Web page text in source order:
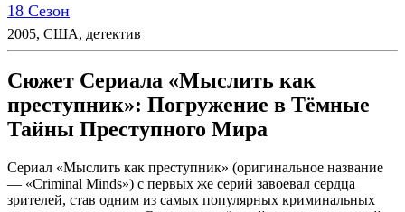
18 Сезон
2005, США, детектив
Сюжет Сериала «Мыслить как
преступник»: Погружение в Тёмные
Тайны Преступного Мира
Сериал «Мыслить как преступник» (оригинальное название
— «Criminal Minds») с первых же серий завоевал сердца
зрителей, став одним из самых популярных криминальных